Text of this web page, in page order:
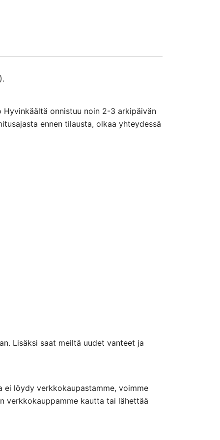
onnistuu noin 2-3 arkipäivän
ennen tilausta, olkaa yhteydessä
Lisäksi saat meiltä uudet vanteet ja
löydy verkkokaupastamme, voimme
verkkokauppamme kautta tai lähettää